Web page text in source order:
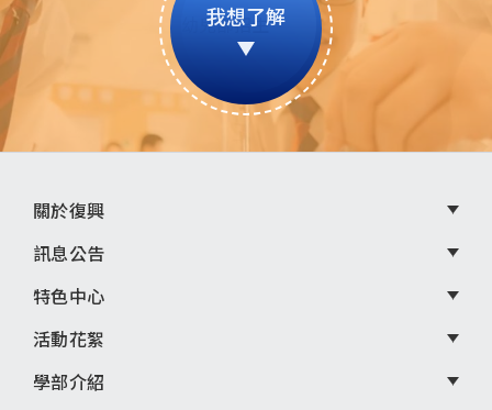
我想了解
頁
尾
選
單
關於復興
訊息公告
特色中心
活動花絮
學部介紹